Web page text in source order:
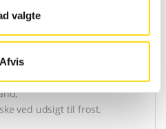
valgte
Afvis
snaprammer med gering
effekt.
grå gadeskiltet er
i slagfast plast som kan
ved udsigt til frost.